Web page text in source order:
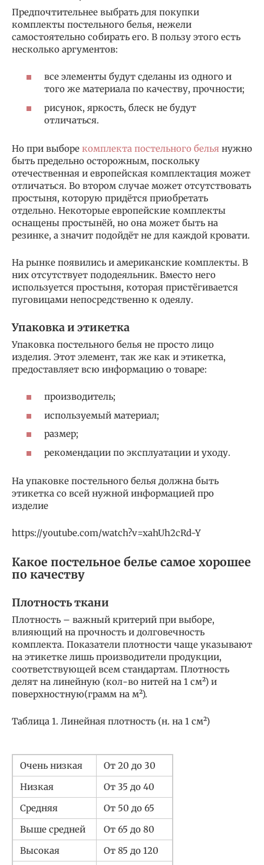
Предпочтительнее выбрать для покупки
комплекты постельного белья, нежели
самостоятельно собирать его. В пользу этого есть
несколько аргументов:
все элементы будут сделаны из одного и
того же материала по качеству, прочности;
рисунок, яркость, блеск не будут
отличаться.
Но при выборе комплекта постельного белья нужно
быть предельно осторожным, поскольку
отечественная и европейская комплектация может
отличаться. Во втором случае может отсутствовать
простыня, которую придётся приобретать
отдельно. Некоторые европейские комплекты
оснащены простынёй, но она может быть на
резинке, а значит подойдёт не для каждой кровати.
На рынке появились и американские комплекты. В
них отсутствует пододеяльник. Вместо него
используется простыня, которая пристёгивается
пуговицами непосредственно к одеялу.
Упаковка и этикетка
Упаковка постельного белья не просто лицо
изделия. Этот элемент, так же как и этикетка,
предоставляет всю информацию о товаре:
производитель;
используемый материал;
размер;
рекомендации по эксплуатации и уходу.
На упаковке постельного белья должна быть
этикетка со всей нужной информацией про
изделие
https://youtube.com/watch?v=xahUh2cRd-Y
Какое постельное белье самое хорошее
по качеству
Плотность ткани
Плотность – важный критерий при выборе,
влияющий на прочность и долговечность
комплекта. Показатели плотности чаще указывают
на этикетке лишь производители продукции,
соответствующей всем стандартам. Плотность
делят на линейную (кол-во нитей на 1 см²) и
поверхностную(грамм на м²).
Таблица 1. Линейная плотность (н. на 1 см²)
Очень низкая
От 20 до 30
Низкая
От 35 до 40
Средняя
От 50 до 65
Выше средней
От 65 до 80
Высокая
От 85 до 120